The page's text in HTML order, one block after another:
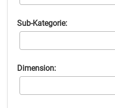
Sub-Kategorie:
Dimension: